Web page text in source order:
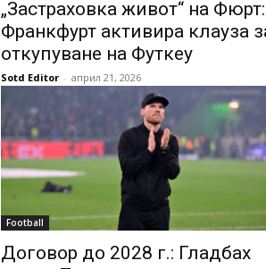
„Застраховка живот“ на Фюрт:
Франкфурт активира клауза
откупуване на Футкеу
Sotd Editor - април 21, 2026
Football
Договор до 2028 г.: Гладбах